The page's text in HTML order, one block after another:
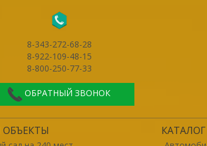
8-343-272-68-28
8-922-109-48-15
8-800-250-77-33
ОБРАТНЫЙ ЗВОНОК
КАТАЛОГ